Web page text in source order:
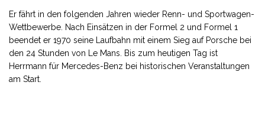
Er fährt in den folgenden Jahren wieder Renn- und Sportwagen-
Wettbewerbe. Nach Einsätzen in der Formel 2 und Formel 1
beendet er 1970 seine Laufbahn mit einem Sieg auf Porsche bei
den 24 Stunden von Le Mans. Bis zum heutigen Tag ist
Herrmann für Mercedes-Benz bei historischen Veranstaltungen
am Start.